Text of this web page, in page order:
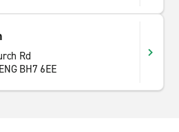
Rd
BH7 6EE